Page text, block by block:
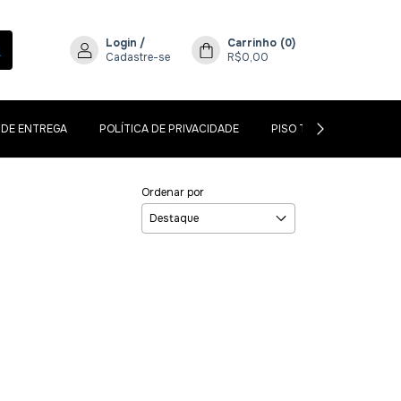
Login /
Cadastre-se
Carrinho (0)
R$0,00
ENTREGA POLÍTICA DE PRIVACIDADE PISO TÁTIL CONCRETO
Ordenar por